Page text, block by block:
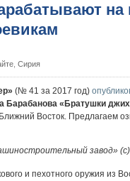
на
Сирия
(№ 41 за 2017 год)
Барабанова «Братушки
Восток. Предлагаем
завод»
и пехотного оружия из